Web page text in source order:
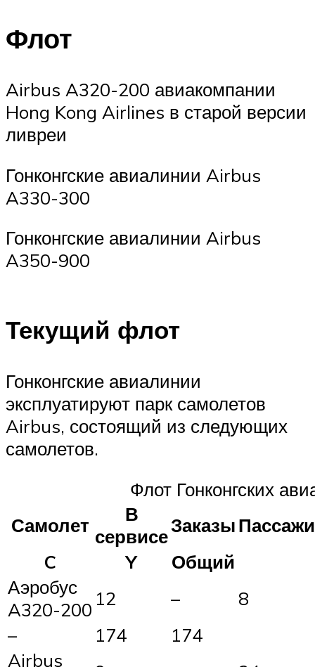
Флот
Airbus A320-200 авиакомпании
Hong Kong Airlines в старой версии
ливреи
Гонконгские авиалинии Airbus
A330-300
Гонконгские авиалинии Airbus
A350-900
Текущий флот
Гонконгские авиалинии
эксплуатируют парк самолетов
Airbus, состоящий из следующих
самолетов.
Флот Гонконгских
Самолет
В
сервисеЗаказы
C
Y
Общий
Аэробус
A320-200 12 –
8
–
174
174
Airbus